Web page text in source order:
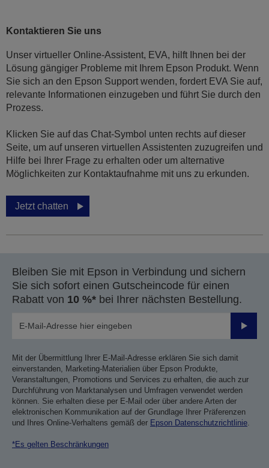
Kontaktieren Sie uns
Unser virtueller Online-Assistent, EVA, hilft Ihnen bei der
Lösung gängiger Probleme mit Ihrem Epson Produkt. Wenn
Sie sich an den Epson Support wenden, fordert EVA Sie auf,
relevante Informationen einzugeben und führt Sie durch den
Prozess.
Klicken Sie auf das Chat-Symbol unten rechts auf dieser
Seite, um auf unseren virtuellen Assistenten zuzugreifen und
Hilfe bei Ihrer Frage zu erhalten oder um alternative
Möglichkeiten zur Kontaktaufnahme mit uns zu erkunden.
Jetzt chatten
Bleiben Sie mit Epson in Verbindung und sichern
Sie sich sofort einen Gutscheincode für einen
Rabatt von 10 %* bei Ihrer nächsten Bestellung.
Mit der Übermittlung Ihrer E-Mail-Adresse erklären Sie sich damit
einverstanden, Marketing-Materialien über Epson Produkte,
Veranstaltungen, Promotions und Services zu erhalten, die auch zur
Durchführung von Marktanalysen und Umfragen verwendet werden
können. Sie erhalten diese per E-Mail oder über andere Arten der
elektronischen Kommunikation auf der Grundlage Ihrer Präferenzen
und Ihres Online-Verhaltens gemäß der Epson Datenschutzrichtlinie.
*Es gelten Beschränkungen